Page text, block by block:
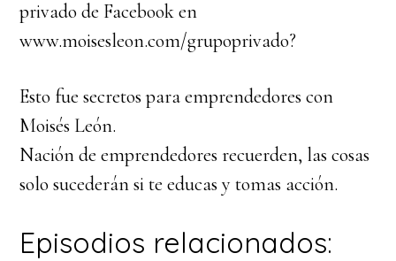
privado de Facebook en
www.moisesleon.com/grupoprivado?
Esto fue secretos para emprendedores con
Moisés León.
Nación de emprendedores recuerden, las cosas
solo sucederán si te educas y tomas acción.
Episodios relacionados: